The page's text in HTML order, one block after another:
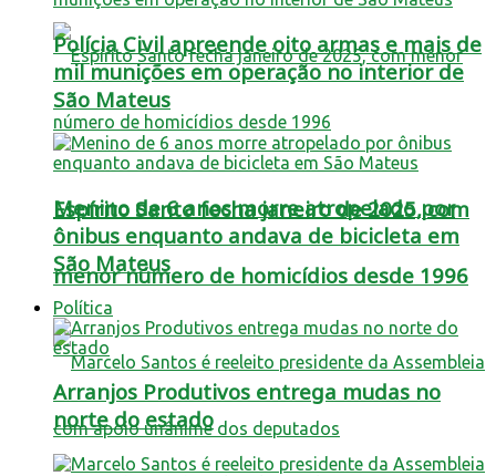
Espírito Santo fecha janeiro de 2025, com
menor número de homicídios desde 1996
Polícia Civil apreende oito armas e mais de
mil munições em operação no interior de
São Mateus
Menino de 6 anos morre atropelado por
ônibus enquanto andava de bicicleta em
São Mateus
Política
Arranjos Produtivos entrega mudas no
norte do estado